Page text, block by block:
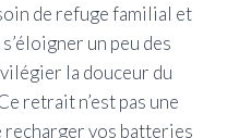
de refuge familial et
un peu des
la douceur du
retrait n’est pas une
recharger vos batteries